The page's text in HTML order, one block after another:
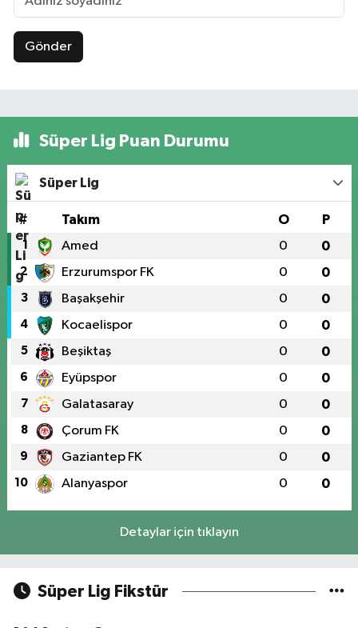
Gönder
Süper Lig Puan Durumu
Süper Lig
# Takım O P
1 Amed 0 0
2 Erzurumspor FK 0 0
3 Başakşehir 0 0
4 Kocaelispor 0 0
5 Beşiktaş 0 0
6 Eyüpspor 0 0
7 Galatasaray 0 0
8 Çorum FK 0 0
9 Gaziantep FK 0 0
10 Alanyaspor 0 0
Detaylar için tıklayın
Süper Lig Fikstür